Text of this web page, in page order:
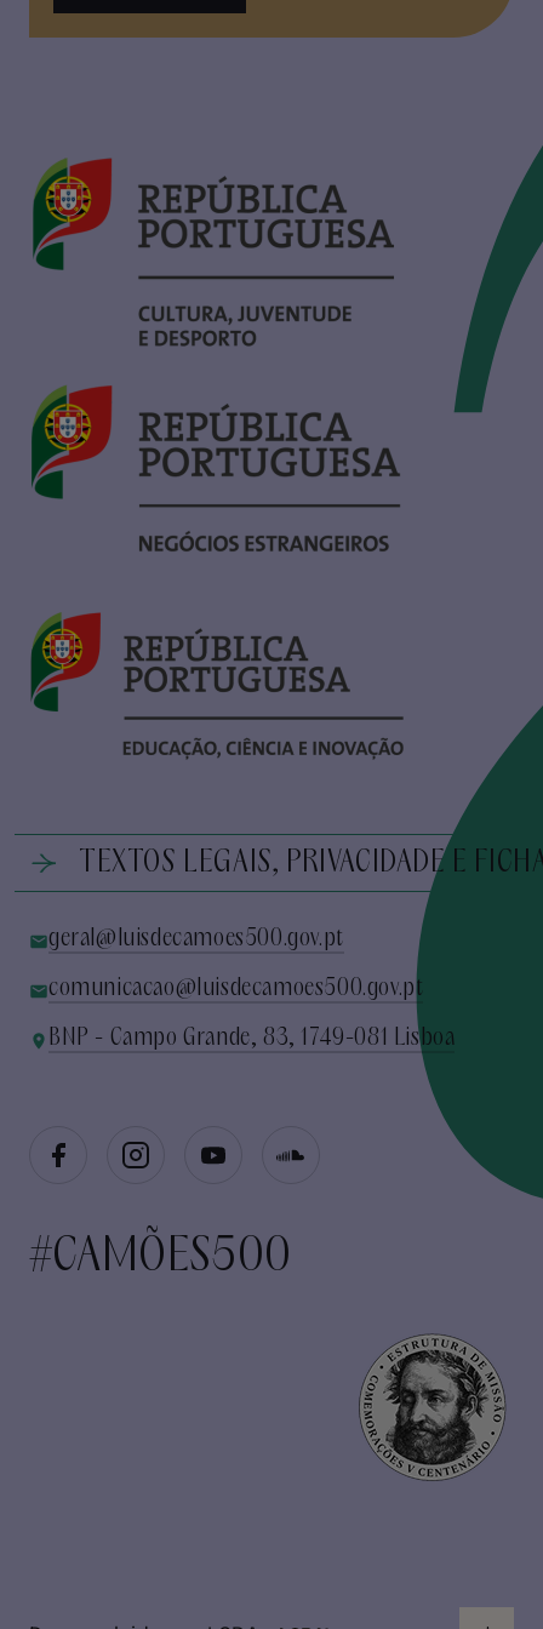
TEXTOS LEGAIS, PRIVACIDADE E
geral@luisdecamoes500.gov.pt
comunicacao@luisdecamoes500.gov.pt
BNP - Campo Grande, 83, 1749-081 Lisboa
#CAMÕES500